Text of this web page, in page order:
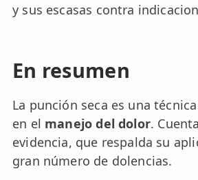
y sus escasas contra
En resumen
La punción seca es una
en el manejo del dolor.
evidencia, que respalda su
gran número de dolencias.